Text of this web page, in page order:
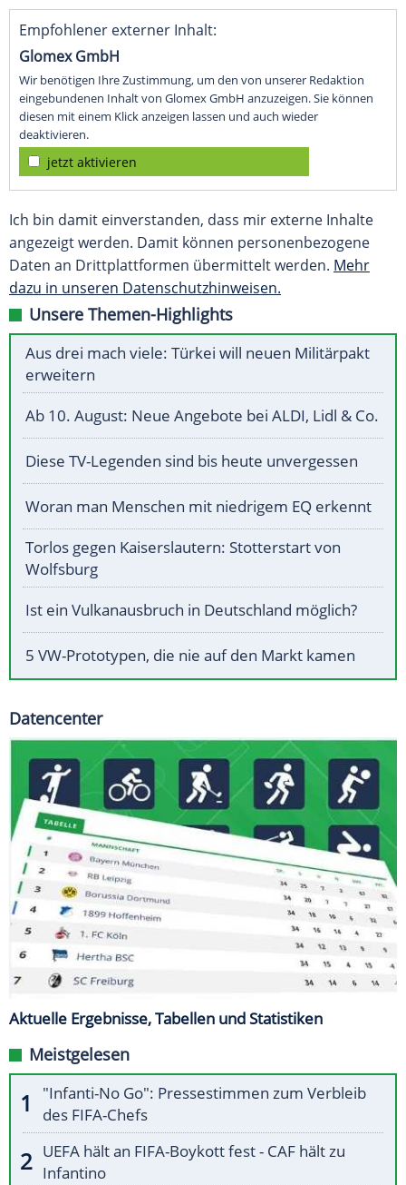
Empfohlener externer Inhalt:
Glomex GmbH
Wir benötigen Ihre Zustimmung, um den von unserer Redaktion
eingebundenen Inhalt von Glomex GmbH anzuzeigen. Sie können
diesen mit einem Klick anzeigen lassen und auch wieder
deaktivieren.
jetzt aktivieren
Ich bin damit einverstanden, dass mir externe Inhalte
angezeigt werden. Damit können personenbezogene
Daten an Drittplattformen übermittelt werden. Mehr
dazu in unseren Datenschutzhinweisen.
Unsere Themen-Highlights
Aus drei mach viele: Türkei will neuen Militärpakt
erweitern
Ab 10. August: Neue Angebote bei ALDI, Lidl & Co.
Diese TV-Legenden sind bis heute unvergessen
Woran man Menschen mit niedrigem EQ erkennt
Torlos gegen Kaiserslautern: Stotterstart von
Wolfsburg
Ist ein Vulkanausbruch in Deutschland möglich?
5 VW-Prototypen, die nie auf den Markt kamen
Datencenter
Aktuelle Ergebnisse, Tabellen und Statistiken
Meistgelesen
"Infanti-No Go": Pressestimmen zum Verbleib
des FIFA-Chefs
UEFA hält an FIFA-Boykott fest - CAF hält zu
Infantino